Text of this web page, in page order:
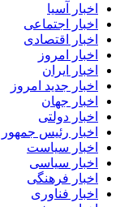
اخبار آسیا
اخبار اجتماعی
اخبار اقتصادی
اخبار امروز
اخبار ایران
اخبار جدید امروز
اخبار جهان
اخبار دولتی
اخبار رئیس جمهور
اخبار سیاست
اخبار سیاسی
اخبار فرهنگی
اخبار فناوری